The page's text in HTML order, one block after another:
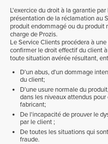
L'exercice du droit à la garantie
présentation de la réclamation au
produit endommagé ou du produit
charge de Prozis.
Le Service Clients procédera à
confirmer le droit effectif du client
toute situation avérée résultant,
D'un abus, d'un dommage
du client;
D'une usure normale du
dans les niveaux attendus
fabricant;
De l'incapacité de prouver le
par le client ;
De toutes les situations qui
fraude.